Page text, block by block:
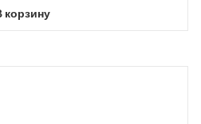
корзину